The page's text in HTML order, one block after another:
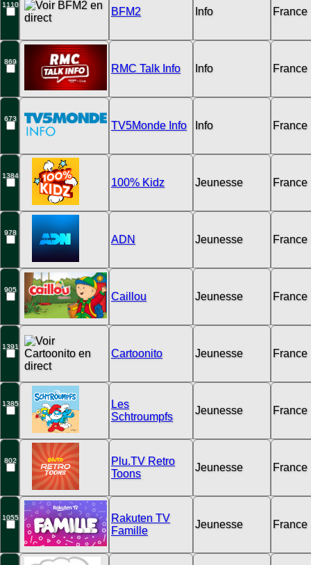
1110
BFM2 Info France
869
RMC Talk Info Info France
673
TV5Monde Info Info France
1384
100% Kidz Jeunesse France
978
ADN Jeunesse France
905
Caillou Jeunesse France
1391
Cartoonito Jeunesse France
1385
Les
Schtroumpfs
Jeunesse France
802
Plu.TV Retro
Toons
Jeunesse France
1055
Rakuten TV
Famille
Jeunesse France